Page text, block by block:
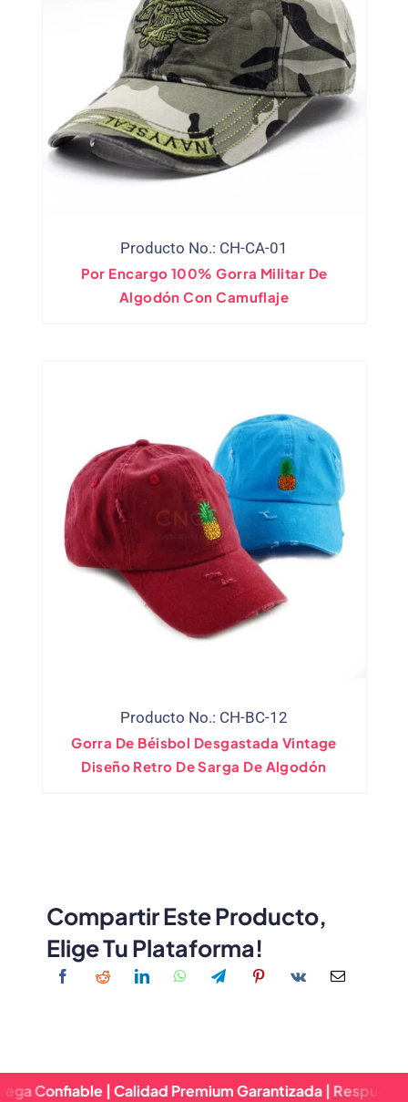
Producto No.: CH-CA-01
Por Encargo 100% Gorra Militar De
Algodón Con Camuflaje
Producto No.: CH-BC-12
Gorra De Béisbol Desgastada Vintage
Diseño Retro De Sarga De Algodón
Compartir Este Producto,
Elige Tu Plataforma!
| Calidad Premium Garantizada | Respuesta Rápida